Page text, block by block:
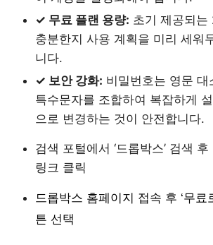
✓ 무료 플랜 용량: 초기 제공되는
충분한지 사용 계획을 미리 세워
니다.
✓ 보안 강화: 비밀번호는 영문 대
특수문자를 조합하여 복잡하게
으로 변경하는 것이 안전합니다.
검색 포털에서 ‘드롭박스’ 검색
링크 클릭
드롭박스 홈페이지 접속 후 ‘무료
튼 선택